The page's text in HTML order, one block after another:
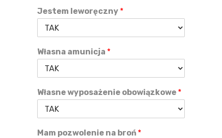
Jestem leworęczny *
Własna amunicja *
Własne wyposażenie obowiązkowe *
Mam pozwolenie na broń *